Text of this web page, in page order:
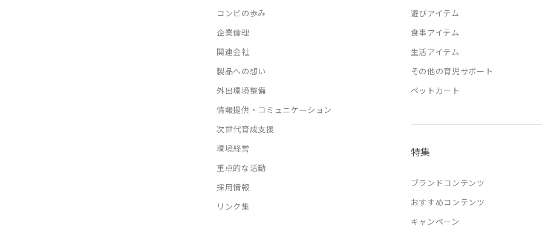
コンビの歩み
企業倫理
関連会社
製品への想い
外出環境整備
情報提供・コミュニケーション
次世代育成支援
環境経営
重点的な活動
採用情報
リンク集
遊びアイテム
食事アイテム
生活アイテム
その他の育児サポート
ペットカート
特集
ブランドコンテンツ
おすすめコンテンツ
キャンペーン